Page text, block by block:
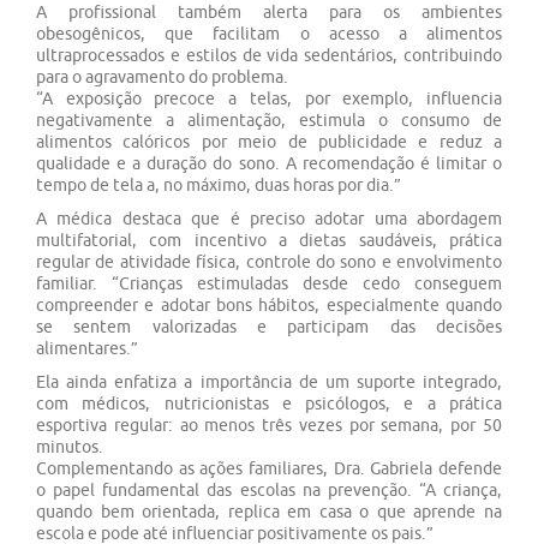
A profissional também alerta para os ambientes
obesogênicos, que facilitam o acesso a alimentos
ultraprocessados e estilos de vida sedentários, contribuindo
para o agravamento do problema.
“A exposição precoce a telas, por exemplo, influencia
negativamente a alimentação, estimula o consumo de
alimentos calóricos por meio de publicidade e reduz a
qualidade e a duração do sono. A recomendação é limitar o
tempo de tela a, no máximo, duas horas por dia.”
A médica destaca que é preciso adotar uma abordagem
multifatorial, com incentivo a dietas saudáveis, prática
regular de atividade física, controle do sono e envolvimento
familiar. “Crianças estimuladas desde cedo conseguem
compreender e adotar bons hábitos, especialmente quando
se sentem valorizadas e participam das decisões
alimentares.”
Ela ainda enfatiza a importância de um suporte integrado,
com médicos, nutricionistas e psicólogos, e a prática
esportiva regular: ao menos três vezes por semana, por 50
minutos.
Complementando as ações familiares, Dra. Gabriela defende
o papel fundamental das escolas na prevenção. “A criança,
quando bem orientada, replica em casa o que aprende na
escola e pode até influenciar positivamente os pais.”